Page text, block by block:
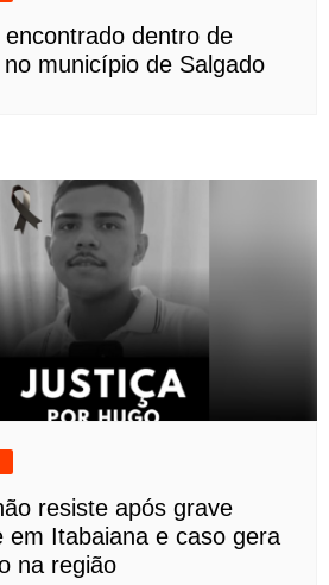
encontrado dentro de
município de Salgado
resiste após grave
em Itabaiana e caso gera
na região